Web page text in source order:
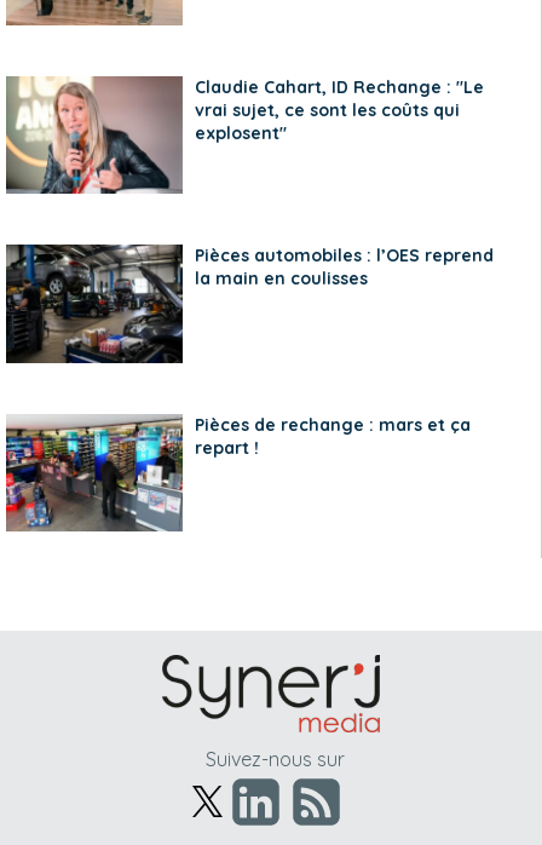
Claudie Cahart, ID Rechange : "Le
vrai sujet, ce sont les coûts qui
explosent"
Pièces automobiles : l’OES reprend
la main en coulisses
Pièces de rechange : mars et ça
repart !
Suivez-nous sur